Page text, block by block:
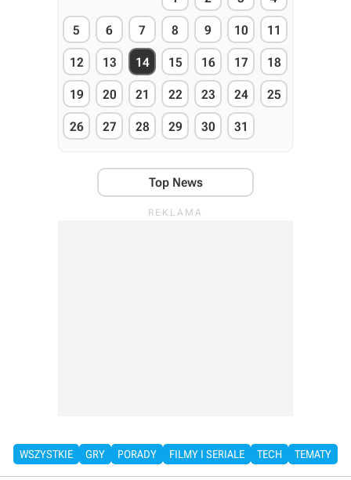
5 6 7 8 9 10 11
12 13 14 15 16 17 18
19 20 21 22 23 24 25
26 27 28 29 30 31
Top News
WSZYSTKIE GRY PORADY FILMY I SERIALE TECH TEMATY